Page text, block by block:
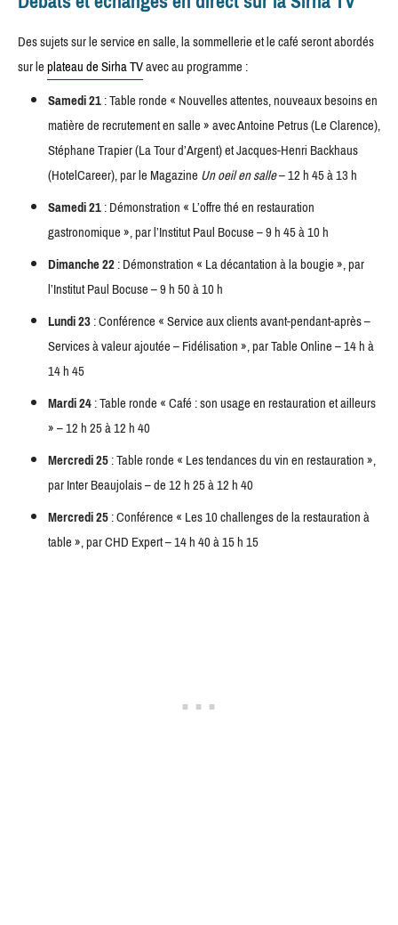
Des sujets sur le service en salle, la sommellerie et le café seront abordés
sur leplateau de Sirha TVavec au programme :
Samedi 21: Table ronde « Nouvelles attentes, nouveaux besoins en
matière de recrutement en salle » avec Antoine Petrus (Le Clarence),
Stéphane Trapier (La Tour d’Argent) et Jacques-Henri Backhaus
(HotelCareer), par le MagazineUn oeil en salle– 12 h 45 à 13 h
Samedi 21: Démonstration « L’offre thé en restauration
gastronomique », par l’Institut Paul Bocuse – 9 h 45 à 10 h
Dimanche 22: Démonstration « La décantation à la bougie », par
l’Institut Paul Bocuse – 9 h 50 à 10 h
Lundi 23: Conférence « Service aux clients avant-pendant-après –
Services à valeur ajoutée – Fidélisation », par Table Online – 14 h à
14 h 45
Mardi 24: Table ronde « Café : son usage en restauration et ailleurs
» – 12 h 25 à 12 h 40
Mercredi 25: Table ronde « Les tendances du vin en restauration »,
par Inter Beaujolais – de 12 h 25 à 12 h 40
Mercredi 25: Conférence « Les 10 challenges de la restauration à
table », par CHD Expert – 14 h 40 à 15 h 15